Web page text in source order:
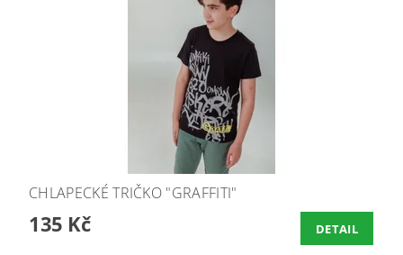
CHLAPECKÉ TRIČKO "GRAFFITI"
135 Kč DETAIL